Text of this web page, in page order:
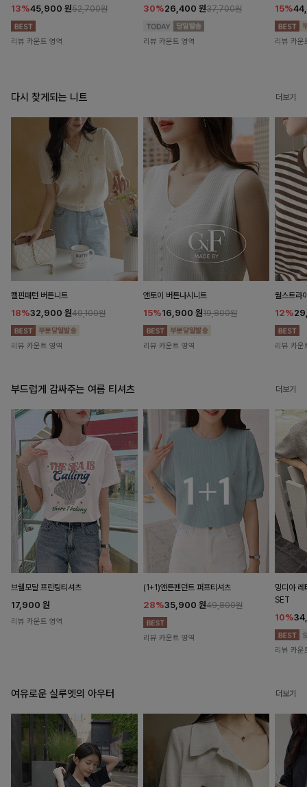
13%45,900 원52,700원
리뷰 카운트 영역
30%26,400 원37,700원
리뷰 카운트 영역
15%
리뷰 카운
다시 찾게되는 니트 더보기
캘핀패턴 버튼니트
18%32,900 원40,100원
리뷰 카운트 영역
앤토이 버튼나시니트
15%16,900 원19,800원
리뷰 카운트 영역
월스트라
12%
리뷰 카운
부드럽게 감싸주는 여름 티셔츠 더보기
브쉘모달 프린팅티셔츠
17,900 원
리뷰 카운트 영역
(1+1)앤튼펜던트 퍼프티셔츠
28%35,900 원49,800원
리뷰 카운트 영역
밍디아 레
SET
10%
리뷰 카운
여유로운 실루엣의 아우터 더보기